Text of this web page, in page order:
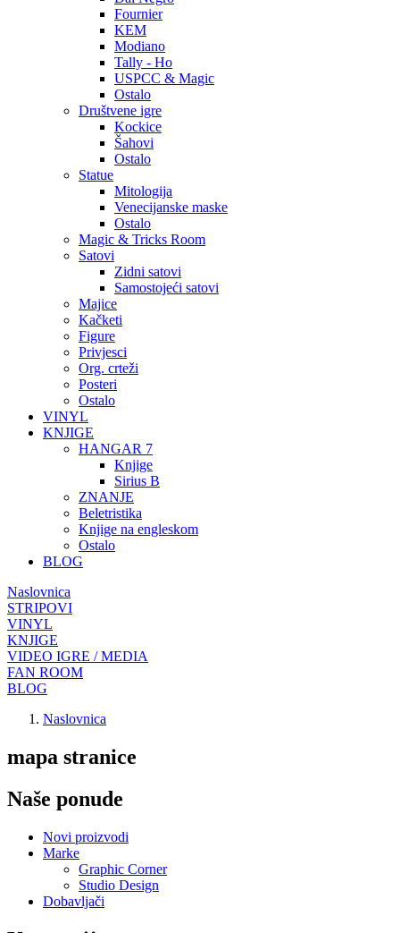
Fournier
KEM
Modiano
Tally - Ho
USPCC & Magic
Ostalo
Društvene igre
Kockice
Šahovi
Ostalo
Statue
Mitologija
Venecijanske maske
Ostalo
Magic & Tricks Room
Satovi
Zidni satovi
Samostojeći satovi
Majice
Kačketi
Figure
Privjesci
Org. crteži
Posteri
Ostalo
VINYL
KNJIGE
HANGAR 7
Knjige
Sirius B
ZNANJE
Beletristika
Knjige na engleskom
Ostalo
BLOG
Naslovnica
STRIPOVI
VINYL
KNJIGE
VIDEO IGRE / MEDIA
FAN ROOM
BLOG
Naslovnica
mapa stranice
Naše ponude
Novi proizvodi
Marke
Graphic Corner
Studio Design
Dobavljači